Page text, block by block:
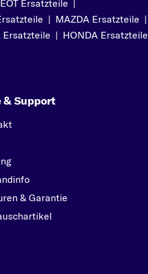
Ersatzteile |
| MAZDA Ersatzteile |
Ersatzteile | HONDA Ersatzteile
& Support
& Garantie